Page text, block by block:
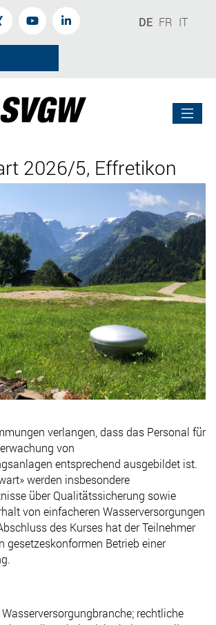
DE FR IT
2026/5, Effretikon
verlangen, dass das Personal für
von
entsprechend ausgebildet ist.
werden insbesondere
über Qualitätssicherung sowie
von einfacheren Wasserversorgungen
des Kurses hat der Teilnehmer
gesetzeskonformen Betrieb einer
rechtliche